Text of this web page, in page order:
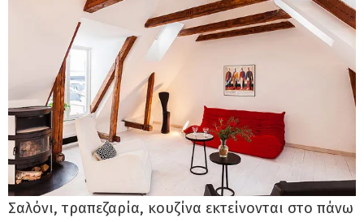
Σαλόνι, τραπεζαρία, κουζίνα εκτείνονται στο πάνω